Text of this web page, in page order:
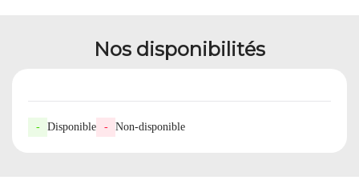
Nos disponibilités
- Disponible - Non-disponible